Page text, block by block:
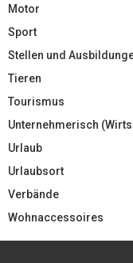
Motor
Sport
Stellen und
Tieren
Tourismus
Unternehmerisch
Urlaub
Urlaubsort
Verbände
Wohnaccessoires